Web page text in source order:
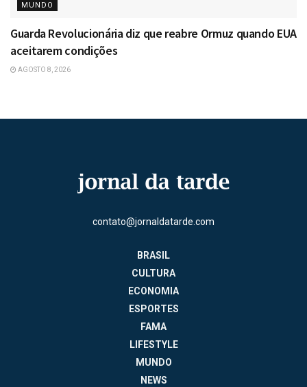
MUNDO
Guarda Revolucionária diz que reabre Ormuz quando EUA
aceitarem condições
AGOSTO 8, 2026
contato@jornaldatarde.com
BRASIL
CULTURA
ECONOMIA
ESPORTES
FAMA
LIFESTYLE
MUNDO
NEWS